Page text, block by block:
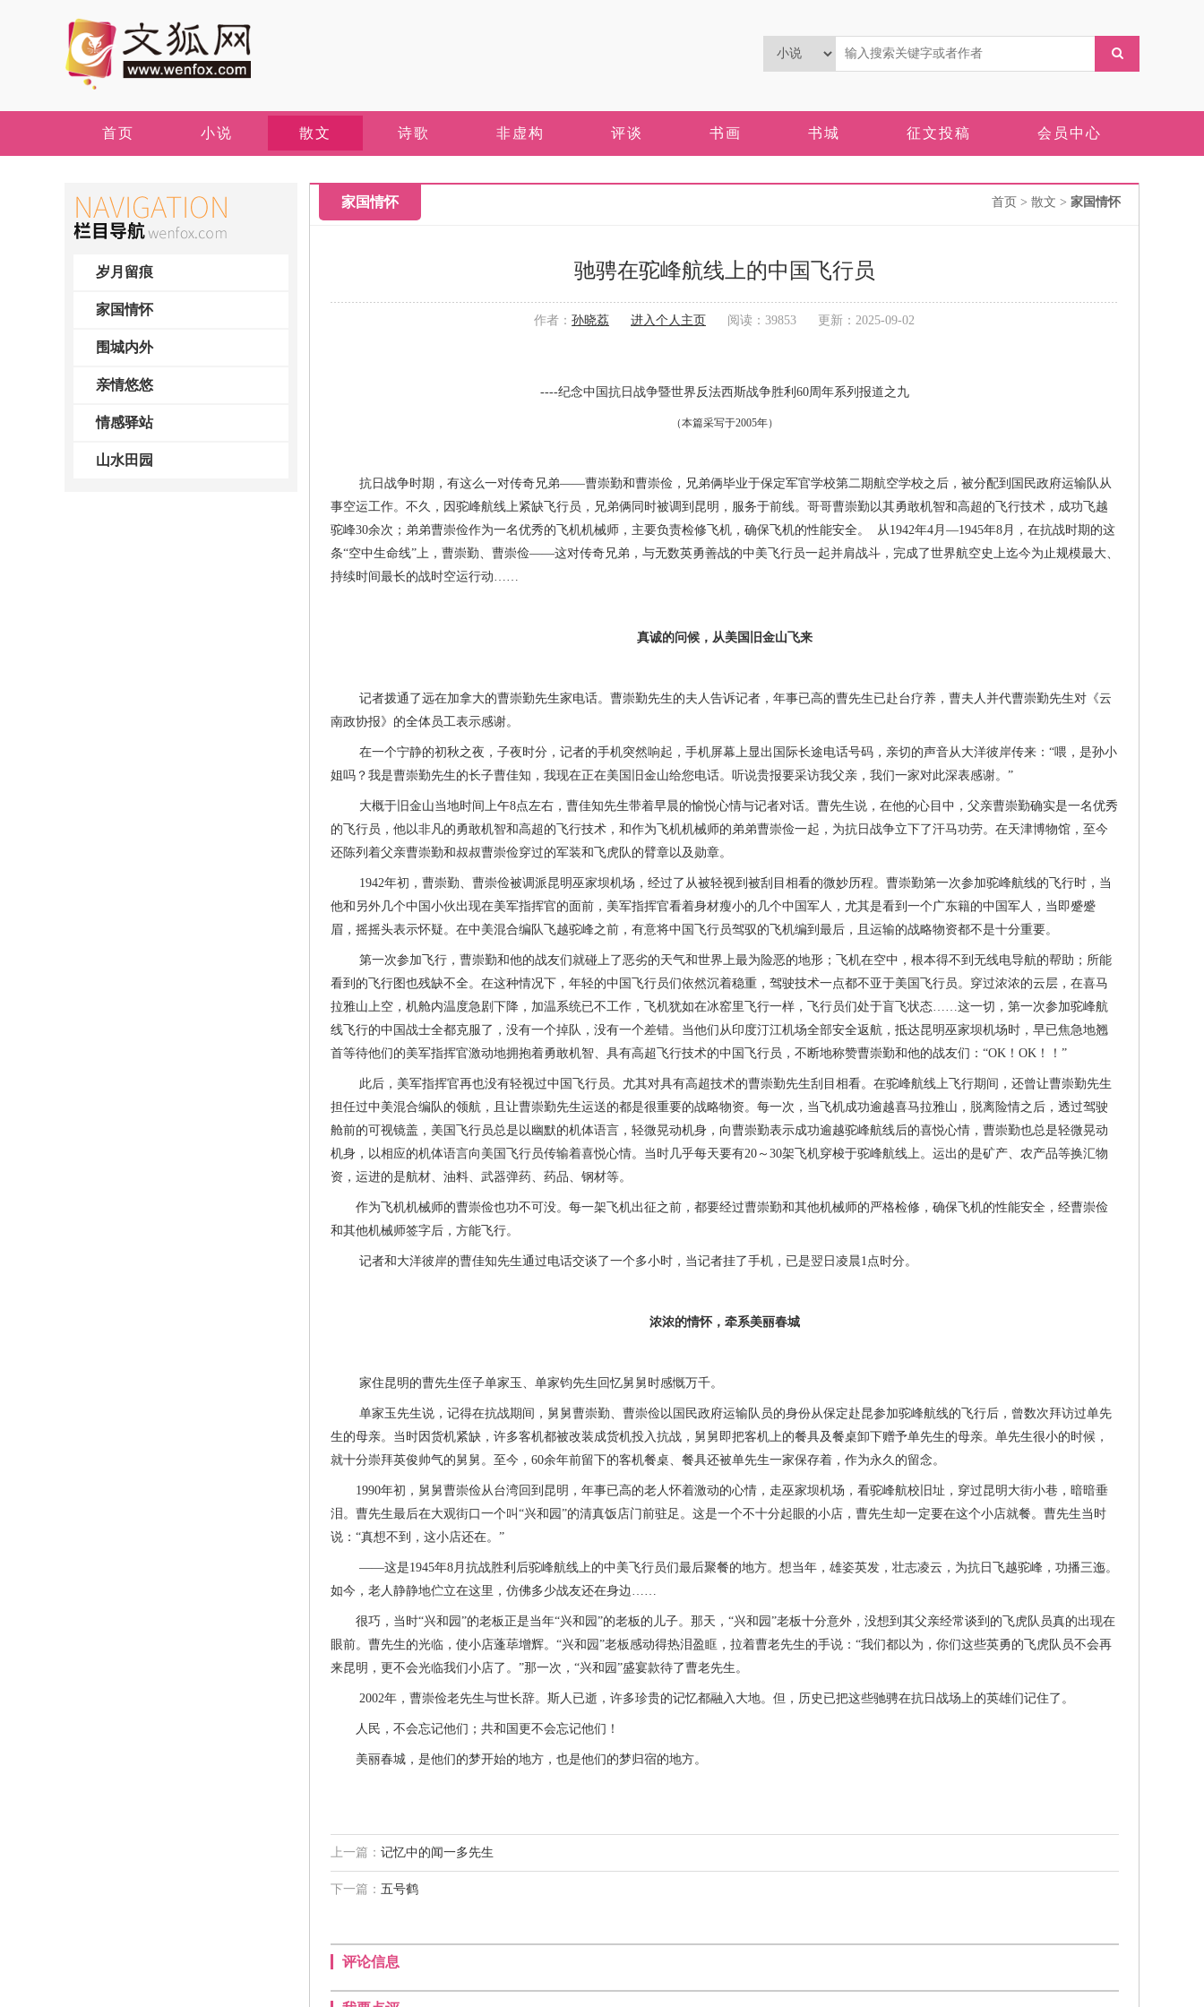
首页 小说 散文 诗歌 非虚构 评谈 书画 书城 征文投稿 会员中心
岁月留痕
家国情怀
围城内外
亲情悠悠
情感驿站
山水田园
家国情怀 首页 > 散文 > 家国情怀
驰骋在驼峰航线上的中国飞行员
作者： 孙晓荔 进入个人主页 阅读：39853 更新：2025-09-02
----纪念中国抗日战争暨世界反法西斯战争胜利60周年系列报道之九
（本篇采写于2005年）
抗日战争时期，有这么一对传奇兄弟——曹崇勤和曹崇俭，兄弟俩毕业于保定军官学校第二期航空学校之后，被分配到国民政府运输队从
事空运工作。不久，因驼峰航线上紧缺飞行员，兄弟俩同时被调到昆明，服务于前线。哥哥曹崇勤以其勇敢机智和高超的飞行技术，成功飞越
驼峰30余次；弟弟曹崇俭作为一名优秀的飞机机械师，主要负责检修飞机，确保飞机的性能安全。 从1942年4月—1945年8月，在抗战时期的这
条“空中生命线”上，曹崇勤、曹崇俭——这对传奇兄弟，与无数英勇善战的中美飞行员一起并肩战斗，完成了世界航空史上迄今为止规模最大、
持续时间最长的战时空运行动……
真诚的问候，从美国旧金山飞来
记者拨通了远在加拿大的曹崇勤先生家电话。曹崇勤先生的夫人告诉记者，年事已高的曹先生已赴台疗养，曹夫人并代曹崇勤先生对《云
南政协报》的全体员工表示感谢。
在一个宁静的初秋之夜，子夜时分，记者的手机突然响起，手机屏幕上显出国际长途电话号码，亲切的声音从大洋彼岸传来：“喂，是孙小
姐吗？我是曹崇勤先生的长子曹佳知，我现在正在美国旧金山给您电话。听说贵报要采访我父亲，我们一家对此深表感谢。”
大概于旧金山当地时间上午8点左右，曹佳知先生带着早晨的愉悦心情与记者对话。曹先生说，在他的心目中，父亲曹崇勤确实是一名优秀
的飞行员，他以非凡的勇敢机智和高超的飞行技术，和作为飞机机械师的弟弟曹崇俭一起，为抗日战争立下了汗马功劳。在天津博物馆，至今
还陈列着父亲曹崇勤和叔叔曹崇俭穿过的军装和飞虎队的臂章以及勋章。
1942年初，曹崇勤、曹崇俭被调派昆明巫家坝机场，经过了从被轻视到被刮目相看的微妙历程。曹崇勤第一次参加驼峰航线的飞行时，当
他和另外几个中国小伙出现在美军指挥官的面前，美军指挥官看着身材瘦小的几个中国军人，尤其是看到一个广东籍的中国军人，当即蹙蹙
眉，摇摇头表示怀疑。在中美混合编队飞越驼峰之前，有意将中国飞行员驾驭的飞机编到最后，且运输的战略物资都不是十分重要。
第一次参加飞行，曹崇勤和他的战友们就碰上了恶劣的天气和世界上最为险恶的地形；飞机在空中，根本得不到无线电导航的帮助；所能
看到的飞行图也残缺不全。在这种情况下，年轻的中国飞行员们依然沉着稳重，驾驶技术一点都不亚于美国飞行员。穿过浓浓的云层，在喜马
拉雅山上空，机舱内温度急剧下降，加温系统已不工作，飞机犹如在冰窑里飞行一样，飞行员们处于盲飞状态……这一切，第一次参加驼峰航
线飞行的中国战士全都克服了，没有一个掉队，没有一个差错。当他们从印度汀江机场全部安全返航，抵达昆明巫家坝机场时，早已焦急地翘
首等待他们的美军指挥官激动地拥抱着勇敢机智、具有高超飞行技术的中国飞行员，不断地称赞曹崇勤和他的战友们：“OK！OK！！”
此后，美军指挥官再也没有轻视过中国飞行员。尤其对具有高超技术的曹崇勤先生刮目相看。在驼峰航线上飞行期间，还曾让曹崇勤先生
担任过中美混合编队的领航，且让曹崇勤先生运送的都是很重要的战略物资。每一次，当飞机成功逾越喜马拉雅山，脱离险情之后，透过驾驶
舱前的可视镜盖，美国飞行员总是以幽默的机体语言，轻微晃动机身，向曹崇勤表示成功逾越驼峰航线后的喜悦心情，曹崇勤也总是轻微晃动
机身，以相应的机体语言向美国飞行员传输着喜悦心情。当时几乎每天要有20～30架飞机穿梭于驼峰航线上。运出的是矿产、农产品等换汇物
资，运进的是航材、油料、武器弹药、药品、钢材等。
作为飞机机械师的曹崇俭也功不可没。每一架飞机出征之前，都要经过曹崇勤和其他机械师的严格检修，确保飞机的性能安全，经曹崇俭
和其他机械师签字后，方能飞行。
记者和大洋彼岸的曹佳知先生通过电话交谈了一个多小时，当记者挂了手机，已是翌日凌晨1点时分。
浓浓的情怀，牵系美丽春城
家住昆明的曹先生侄子单家玉、单家钧先生回忆舅舅时感慨万千。
单家玉先生说，记得在抗战期间，舅舅曹崇勤、曹崇俭以国民政府运输队员的身份从保定赴昆参加驼峰航线的飞行后，曾数次拜访过单先
生的母亲。当时因货机紧缺，许多客机都被改装成货机投入抗战，舅舅即把客机上的餐具及餐桌卸下赠予单先生的母亲。单先生很小的时候，
就十分崇拜英俊帅气的舅舅。至今，60余年前留下的客机餐桌、餐具还被单先生一家保存着，作为永久的留念。
1990年初，舅舅曹崇俭从台湾回到昆明，年事已高的老人怀着激动的心情，走巫家坝机场，看驼峰航校旧址，穿过昆明大街小巷，暗暗垂
泪。曹先生最后在大观街口一个叫“兴和园”的清真饭店门前驻足。这是一个不十分起眼的小店，曹先生却一定要在这个小店就餐。曹先生当时
说：“真想不到，这小店还在。”
——这是1945年8月抗战胜利后驼峰航线上的中美飞行员们最后聚餐的地方。想当年，雄姿英发，壮志凌云，为抗日飞越驼峰，功播三迤。
如今，老人静静地伫立在这里，仿佛多少战友还在身边……
很巧，当时“兴和园”的老板正是当年“兴和园”的老板的儿子。那天，“兴和园”老板十分意外，没想到其父亲经常谈到的飞虎队员真的出现在
眼前。曹先生的光临，使小店蓬荜增辉。“兴和园”老板感动得热泪盈眶，拉着曹老先生的手说：“我们都以为，你们这些英勇的飞虎队员不会再
来昆明，更不会光临我们小店了。”那一次，“兴和园”盛宴款待了曹老先生。
2002年，曹崇俭老先生与世长辞。斯人已逝，许多珍贵的记忆都融入大地。但，历史已把这些驰骋在抗日战场上的英雄们记住了。
人民，不会忘记他们；共和国更不会忘记他们！
美丽春城，是他们的梦开始的地方，也是他们的梦归宿的地方。
上一篇： 记忆中的闻一多先生
下一篇： 五号鹤
评论信息